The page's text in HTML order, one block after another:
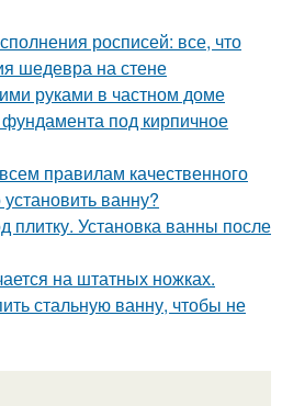
росписей: все, что
шедевра на стене
руками в частном доме
под кирпичное
правилам качественного
ванну?
плитку. Установка ванны после
на штатных ножках.
стальную ванну, чтобы не